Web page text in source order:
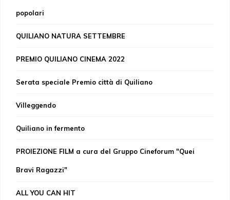
popolari
QUILIANO NATURA SETTEMBRE
PREMIO QUILIANO CINEMA 2022
Serata speciale Premio città di Quiliano
Villeggendo
Quiliano in fermento
PROIEZIONE FILM a cura del Gruppo Cineforum "Quei
Bravi Ragazzi"
ALL YOU CAN HIT